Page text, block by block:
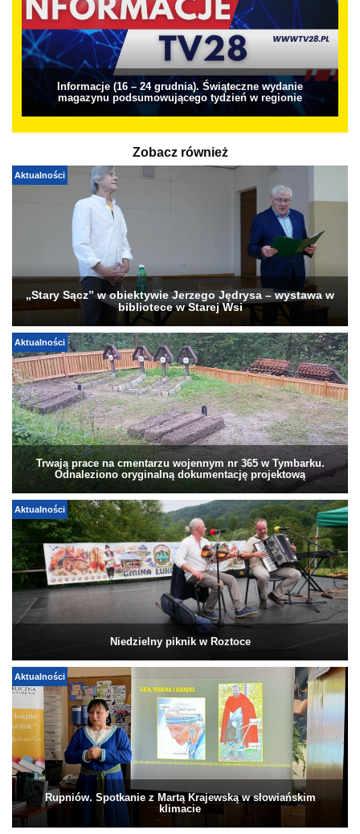
Informacje (16 – 24 grudnia). Świąteczne wydanie
magazynu podsumowującego tydzień w regionie
Zobacz również
Aktualności
„Stary Sącz” w obiektywie Jerzego Jędrysa – wystawa w
bibliotece w Starej Wsi
Aktualności
Trwają prace na cmentarzu wojennym nr 365 w Tymbarku.
Odnaleziono oryginalną dokumentację projektową
Aktualności
Niedzielny piknik w Roztoce
Aktualności
Rupniów. Spotkanie z Martą Krajewską w słowiańskim
klimacie